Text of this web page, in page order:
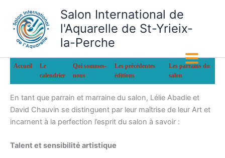
contenu
Salon International de
l'Aquarelle de St-Yrieix-
la-Perche
Accueil
Le
calendrier
Qui sommes-
nous
Les précédentes
éditions
Les parrains du
salon
En tant que parrain et marraine du salon, Lélie Abadie et
David Chauvin se distinguent par leur maîtrise de leur Art et
incarnent à la perfection l’esprit du salon à savoir :
Talent et sensibilité artistique